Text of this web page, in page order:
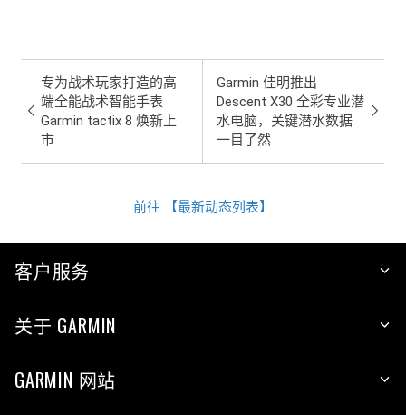
专为战术玩家打造的高
端全能战术智能手表
Garmin tactix 8 焕新上
市
Garmin 佳明推出
Descent X30 全彩专业潜
水电脑，关键潜水数据
一目了然
前往 【最新动态列表】
客户服务
关于 GARMIN
GARMIN 网站